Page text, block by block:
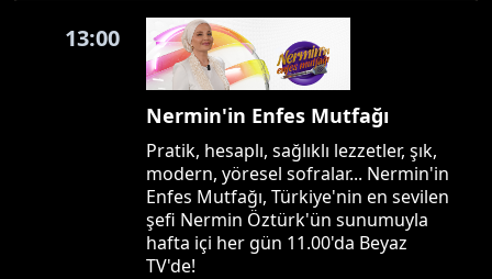
13:00
Nermin'in Enfes Mutfağı
Pratik, hesaplı, sağlıklı lezzetler, şık,
modern, yöresel sofralar... Nermin'in
Enfes Mutfağı, Türkiye'nin en sevilen
şefi Nermin Öztürk'ün sunumuyla
hafta içi her gün 11.00'da Beyaz
TV'de!